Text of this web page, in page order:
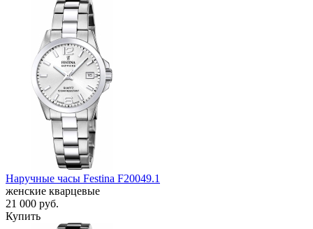
Наручные часы Festina F20049.1
женские кварцевые
21 000 руб.
Купить